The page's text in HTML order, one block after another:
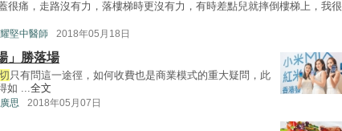
很痛，走路沒有力，落樓梯時更沒有力，有時差點兒就摔倒樓梯上，我很
堅中醫師 2018年05月18日
」勝落場
只有問這一途徑，如何收費也是商業模式的重大疑問，此
如 ...全文
思 2018年05月07日